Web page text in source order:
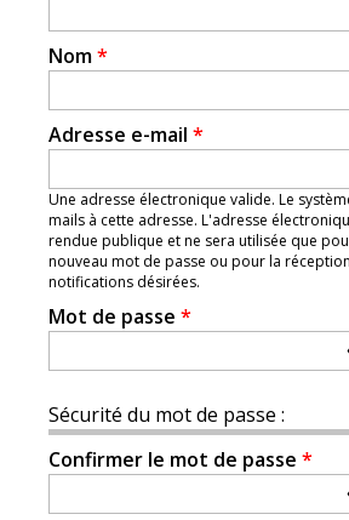
Nom*
Adresse e-mail *
Une adresse électronique valide. Le
mails à cette adresse. L'adresse
rendue publique et ne sera utilisée que
nouveau mot de passe ou pour la
notifications désirées.
Mot de passe *
Sécurité du mot de passe :
Confirmer le mot de passe *